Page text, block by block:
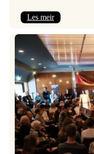
Les meir:
frå
Vossa
Jazz
om
endringar
i